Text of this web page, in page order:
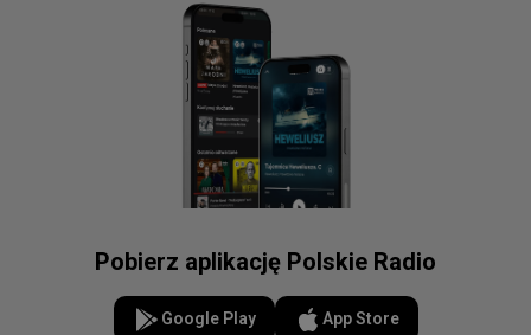
Pobierz aplikację Polskie Radio
Google Play App Store